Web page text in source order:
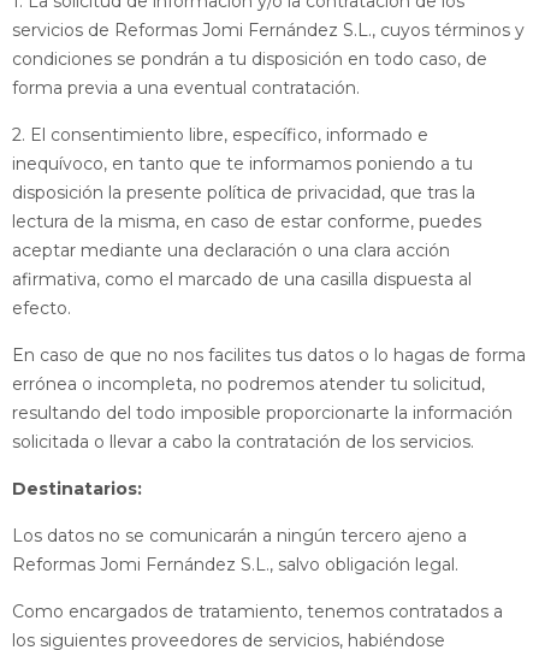
servicios de Reformas Jomi Fernández S.L., cuyos términos y
condiciones se pondrán a tu disposición en todo caso, de
forma previa a una eventual contratación.
2. El consentimiento libre, específico, informado e
inequívoco, en tanto que te informamos poniendo a tu
disposición la presente política de privacidad, que tras la
lectura de la misma, en caso de estar conforme, puedes
aceptar mediante una declaración o una clara acción
afirmativa, como el marcado de una casilla dispuesta al
efecto.
En caso de que no nos facilites tus datos o lo hagas de forma
errónea o incompleta, no podremos atender tu solicitud,
resultando del todo imposible proporcionarte la información
solicitada o llevar a cabo la contratación de los servicios.
Destinatarios:
Los datos no se comunicarán a ningún tercero ajeno a
Reformas Jomi Fernández S.L., salvo obligación legal.
Como encargados de tratamiento, tenemos contratados a
los siguientes proveedores de servicios, habiéndose